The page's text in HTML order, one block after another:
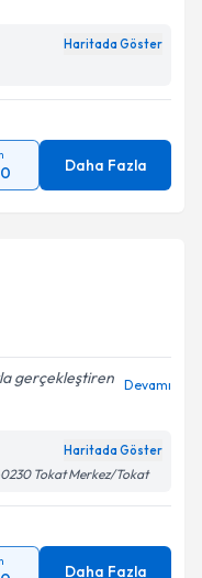
Haritada Göster
Daha Fazla
gerçekleştiren Devamı
Haritada Göster
Tokat Merkez/Tokat
Daha Fazla